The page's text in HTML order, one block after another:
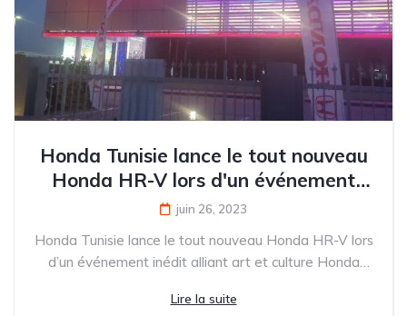
Honda Tunisie lance le tout nouveau
Honda HR-V lors d'un événement
inédit alliant art et culture
juin 26, 2023
Honda Tunisie lance le tout nouveau Honda HR-V lors
d’un événement inédit alliant art et culture Honda
Lire la suite